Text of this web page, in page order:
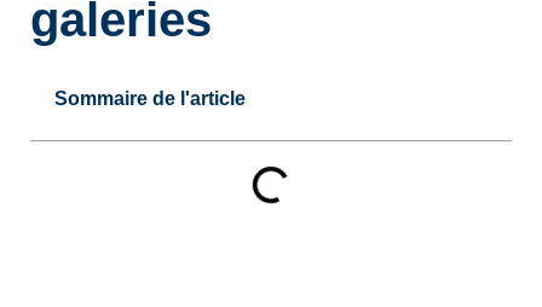
galeries
Sommaire de l'article